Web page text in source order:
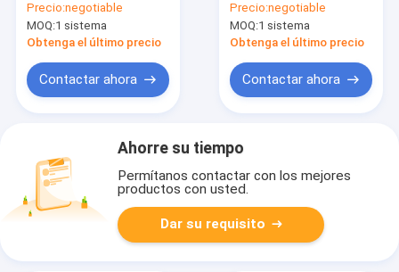
que atraca al guardia
Board Honeycomb de
la burbuja de los PP
Precio:negotiable
MOQ:1 sistema
Obtenga el último precio
Contactar ahora
manga del panal de
los PP de la máquina
que arruga
Precio:negotiable
MOQ:1 sistema
Obtenga el último precio
Contactar ahora
Ahorre su tiempo
Permítanos contactar con los mejores
productos con usted.
Dar su requisito